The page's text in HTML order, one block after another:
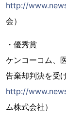
http://
会）
・優秀賞
ケンコーコム、
告棄却判決を受
http://
ム株式会社）